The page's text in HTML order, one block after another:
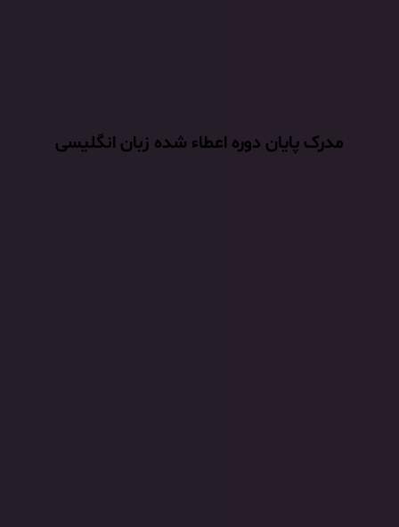
مدرک پایان دوره اعطاء شده زبان انگلیسی